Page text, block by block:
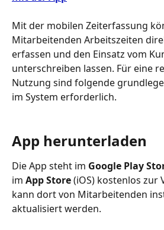
Mit der mobilen Zeiterfassung
Mitarbeitenden Arbeitszeiten
erfassen und den Einsatz vom
unterschreiben lassen. Für eine
Nutzung sind folgende
im System erforderlich.
App herunterladen
Die App steht im Google Play
im App Store (iOS) kostenlos zur
kann dort von Mitarbeitenden
aktualisiert werden.